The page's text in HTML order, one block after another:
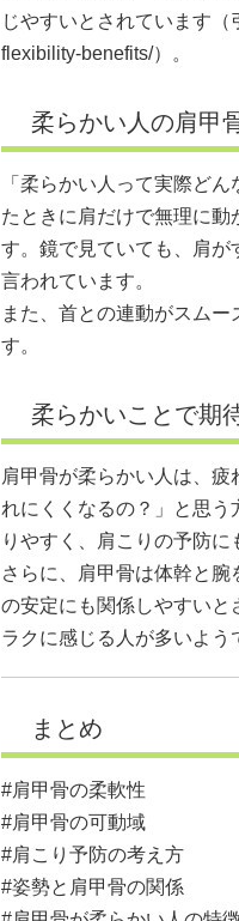
じやすいとされています（
flexibility-benefits/）。
柔らかい人の肩甲
「柔らかい人って実際ど
たときに肩だけで無理に動
す。鏡で見ていても、肩が
言われています。
また、首との連動がスム
す。
柔らかいことで期
肩甲骨が柔らかい人は、
れにくくなるの？」と思
りやすく、肩こりの予防に
さらに、肩甲骨は体幹と腕
の安定にも関係しやすいと
ラクに感じる人が多いよう
まとめ
#肩甲骨の柔軟性
#肩甲骨の可動域
#肩こり予防の考え方
#姿勢と肩甲骨の関係